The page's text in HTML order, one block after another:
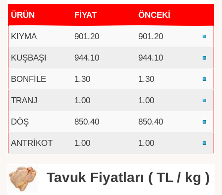
ÜRÜN FİYAT ÖNCEKİ
KIYMA 901.20 901.20
KUŞBAŞI 944.10 944.10
BONFİLE 1.30 1.30
TRANJ 1.00 1.00
DÖŞ 850.40 850.40
ANTRİKOT 1.00 1.00
Tavuk Fiyatları ( TL / kg )